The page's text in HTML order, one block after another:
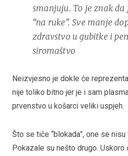
smanjuju. To je znak
“na ruke”. Sve manje
zdravstvo u gubitke i
siromaštvo
Neizvjesno je dokle će
nije toliko bitno jer je i sam
prvenstvo u košarci veliki uspjeh.
Što se tiče “blokada”, one se
Pokazale su nešto drugo. Uskoro